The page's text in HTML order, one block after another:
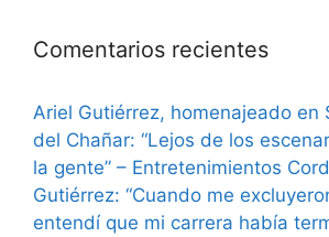
Comentarios recientes
Ariel Gutiérrez, homenajeado en
del Chañar: “Lejos de los
la gente” – Entretenimientos
Gutiérrez: “Cuando me
entendí que mi carrera había